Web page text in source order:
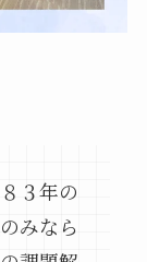
３年の
みなら